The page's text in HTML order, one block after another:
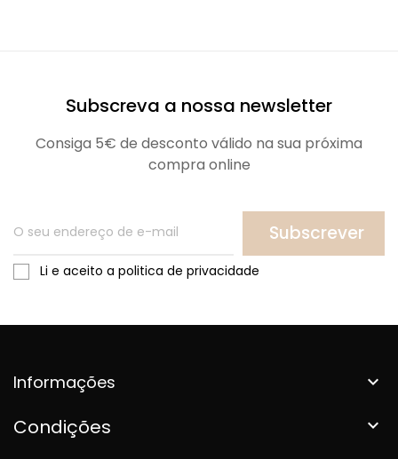
Subscreva a nossa newsletter
Consiga 5€ de desconto válido na sua próxima
compra online
Subscrever
Li e aceito a politica de privacidade
Informações 
Condições 